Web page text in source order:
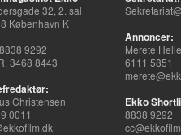
32, 2. sal
København K
9292
3468 8443
Christensen
0011
Annoncer:
Merete
6111 5851
Ekko
8838 9292